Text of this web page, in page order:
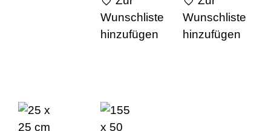
Wunschliste
hinzufügen
Wunschliste
hinzufügen